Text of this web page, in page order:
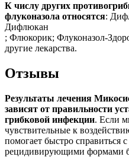
К числу других
флуконазола относятся:
Дифлюкан
; Флюкорик; Флуконазол-
другие лекарства.
Отзывы
Результаты лечения
зависят от правильности
грибковой инфекции. Если
чувствительные к
помогает быстро справиться
рецидивирующими формами